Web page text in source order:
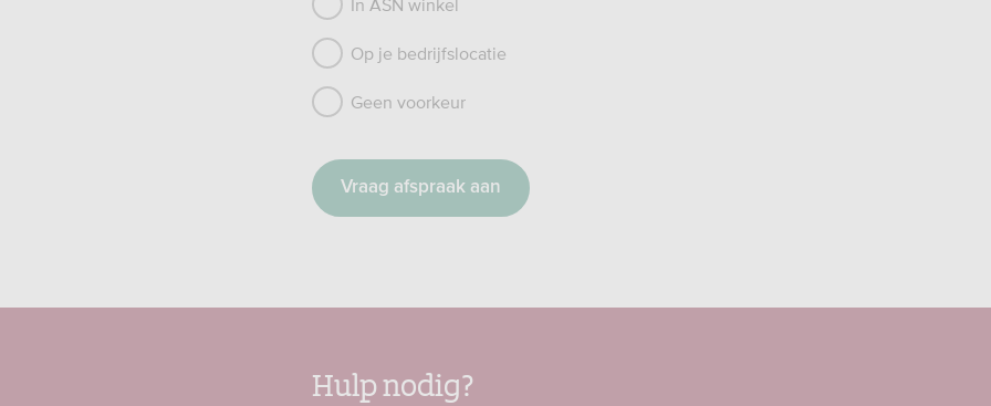
In ASN winkel
Op je bedrijfslocatie
Geen voorkeur
Hulp nodig?